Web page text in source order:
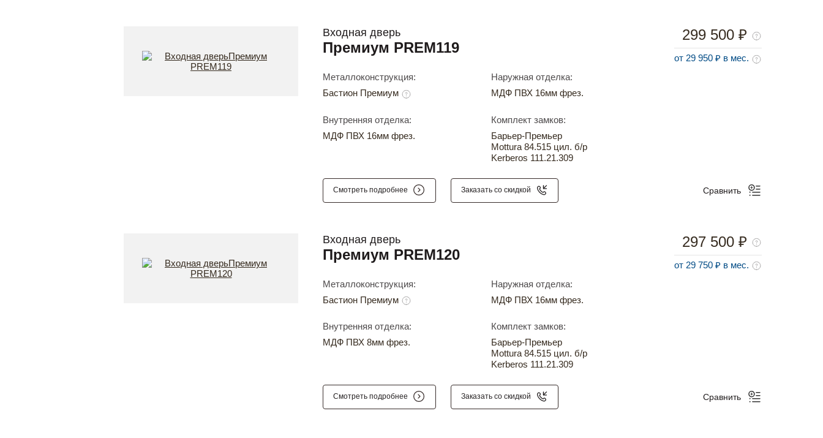
Входная дверь
Премиум PREM119
Металлоконструкция:
Бастион Премиум
Наружная отделка:
МДФ ПВХ 16мм фрез.
Внутренняя отделка:
МДФ ПВХ 16мм фрез.
Комплект замков:
Барьер-Премьер
Mottura 84.515 цил. б/р
Kerberos 111.21.309
299 500 ₽
от 29 950 ₽ в мес.
Смотреть подробнее Заказать со скидкой Сравнить
Входная дверь
Премиум PREM120
Металлоконструкция:
Бастион Премиум
Наружная отделка:
МДФ ПВХ 16мм фрез.
Внутренняя отделка:
МДФ ПВХ 8мм фрез.
Комплект замков:
Барьер-Премьер
Mottura 84.515 цил. б/р
Kerberos 111.21.309
297 500 ₽
от 29 750 ₽ в мес.
Смотреть подробнее Заказать со скидкой Сравнить